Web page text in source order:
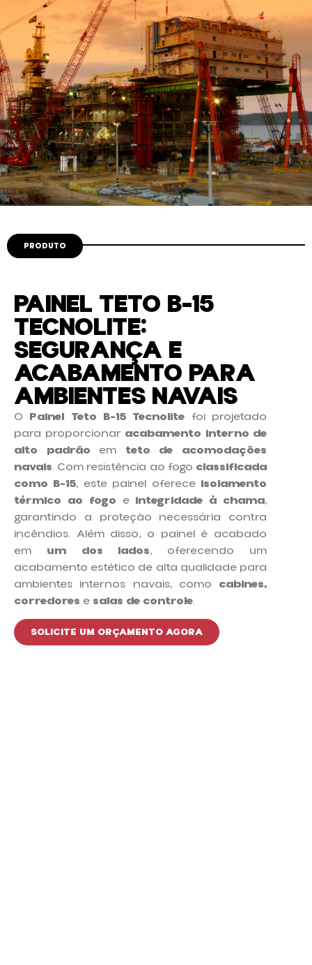
COTAÇÃO
PRODUTO
PAINEL TETO B-15
TECNOLITE:
SEGURANÇA E
ACABAMENTO PARA
AMBIENTES NAVAIS
O Painel Teto B-15 Tecnolite foi projetado
para proporcionar acabamento interno de
alto padrão em teto de acomodações
navais. Com resistência ao fogo classificada
como B-15, este painel oferece isolamento
térmico ao fogo e integridade à chama,
garantindo a proteção necessária contra
incêndios. Além disso, o painel é acabado
em um dos lados, oferecendo um
acabamento estético de alta qualidade para
ambientes internos navais, como cabines,
corredores e salas de controle.
SOLICITE UM ORÇAMENTO AGORA